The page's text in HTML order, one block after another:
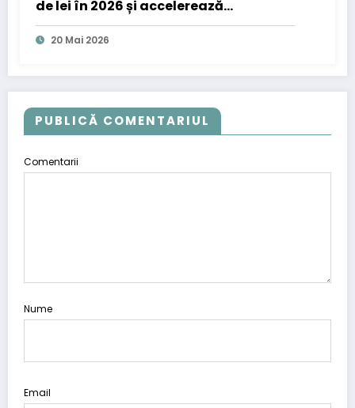
de lei în 2026 și accelerează
dezvoltarea comerțului online prin
soluții de inteligență artificială
20 Mai 2026
PUBLICĂ COMENTARIUL
Comentarii
Nume
Email